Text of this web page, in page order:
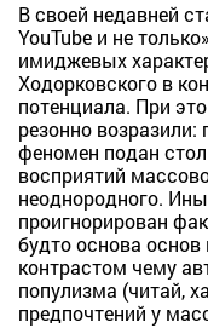
В своей недавней
YouTube и не
имиджевых
Ходорковского в
потенциала. При
резонно
феномен подан
восприятий
неоднородного.
проигнорирован
будто основа
контрастом чему
популизма (читай,
предпочтений у